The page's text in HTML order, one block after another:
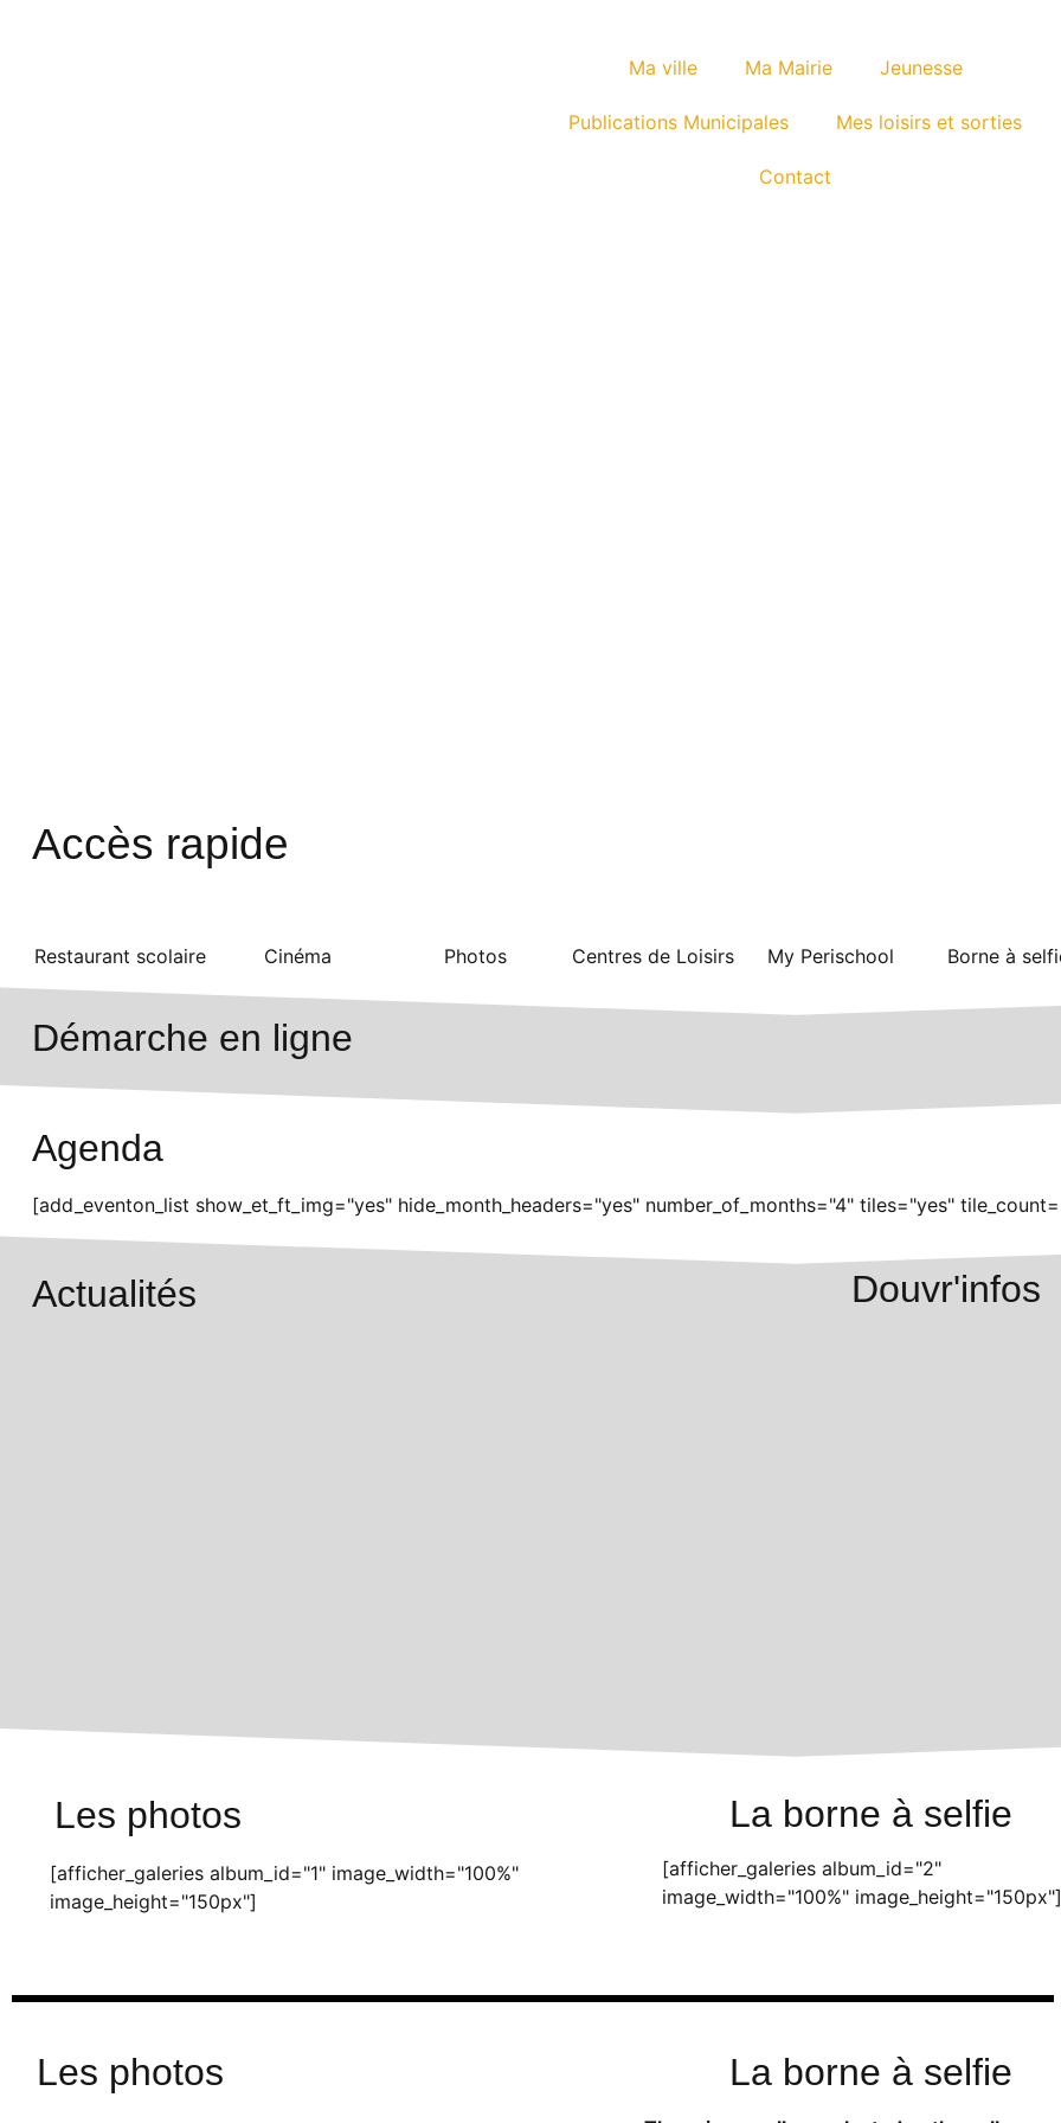
Ma ville Ma Mairie Jeunesse
Publications Municipales Mes loisirs et sorties
Contact
Accès rapide
Restaurant scolaire Cinéma Photos Centres de Loisirs My Perischool Borne à
Démarche en ligne
Agenda
[add_eventon_list show_et_ft_img="yes" hide_month_headers="yes" number_of_months="4" tiles="yes"
Actualités Douvr'infos
Les photos
[afficher_galeries album_id="1" image_width="100%"
image_height="150px"]
La borne à selfie
[afficher_galeries album_id="2"
image_width="100%"
Les photos La borne à selfie